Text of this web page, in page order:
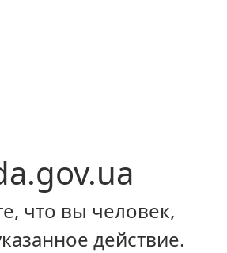
что вы человек,
действие.